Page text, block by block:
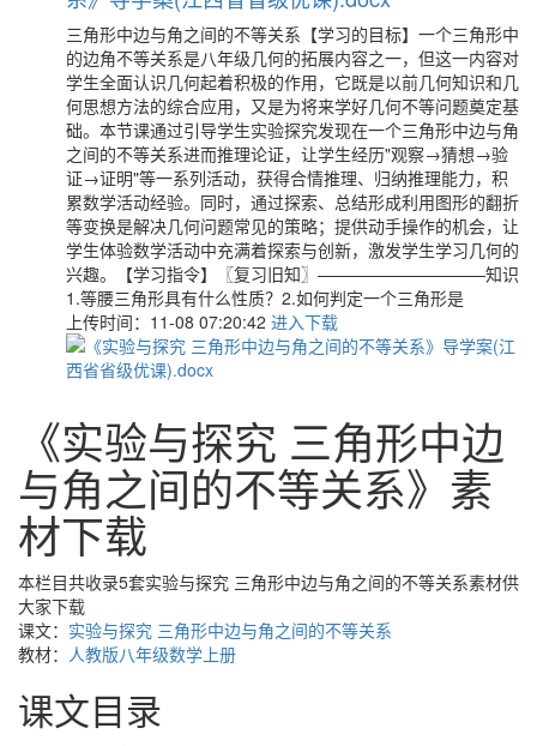
三角形中边与角之间的不等关系【学习的目标】一个三角形中
的边角不等关系是八年级几何的拓展内容之一，但这一内容对
学生全面认识几何起着积极的作用，它既是以前几何知识和几
何思想方法的综合应用，又是为将来学好几何不等问题奠定基
础。本节课通过引导学生实验探究发现在一个三角形中边与角
之间的不等关系进而推理论证，让学生经历"观察→猜想→验
证→证明"等一系列活动，获得合情推理、归纳推理能力，积
累数学活动经验。同时，通过探索、总结形成利用图形的翻折
等变换是解决几何问题常见的策略；提供动手操作的机会，让
学生体验数学活动中充满着探索与创新，激发学生学习几何的
兴趣。【学习指令】〖复习旧知〗——————————知识
1.等腰三角形具有什么性质？2.如何判定一个三角形是
上传时间：11-08 07:20:42 进入下载
《实验与探究 三角形中边
与角之间的不等关系》素
材下载
本栏目共收录5套实验与探究 三角形中边与角之间的不等关系素材供
大家下载
课文： 实验与探究 三角形中边与角之间的不等关系
教材： 人教版八年级数学上册
课文目录